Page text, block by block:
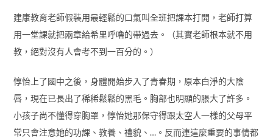
建康教育老師假裝用最輕鬆的口氣叫全班把課本打開，老師打算
用一堂課就把兩章給希里呼嚕的帶過去。（其實老師根本就不用
教，絕對沒有人會考不到一百分的。）
惇怡上了國中之後，身體開始步入了青春期，原本白淨的大陰
唇，現在已長出了稀稀鬆鬆的黑毛。胸部也明顯的脹大了許多。
小孩子尚不懂得穿胸罩，惇怡她那保守得跟太空人一樣的父母平
常只會注意她的功課、教養、禮貌、…。反而連這麼重要的事情都